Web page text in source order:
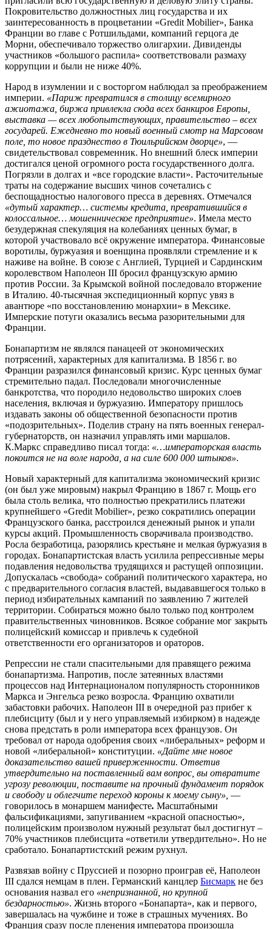
Покровительство должностных лиц государства и их
заинтересованность в процветании «Gredit Mobilier», Банка
Франции во главе с Ротшильдами, компаний герцога де
Морни, обеспечивало торжество олигархии. Дивиденды
участников «большого распила» соответствовали размаху
коррупции и были не ниже 40%.
Народ в изумлении и с восторгом наблюдал за преображением
империи. «Париж превратился в столицу всемирного
ажиотажа, биржа привлекла сюда всех банкиров Европы,
выставка — всех любопытствующих, правительство – всех
государей. Ежедневно то новый военный смотр на Марсовом
поле, то новое празднество в Тюильрийском дворце», —
свидетельствовал современник. Но внешний блеск империи
достигался ценой огромного роста государственного долга.
Погрязли в долгах и «все городские власти». Расточительные
траты на содержание высших чинов сочетались с
беспощадностью налогового пресса в деревнях. Отмечался
«дутый характер… системы кредита, превратившийся в
колоссальное… мошенническое предприятие». Имела место
безудержная спекуляция на колебаниях ценных бумаг, в
которой участвовало всё окружение императора. Финансовые
воротилы, буржуазия и военщина проявляли стремление и к
наживе на войне. В союзе с Англией, Турцией и Сардинским
королевством Наполеон III бросил французскую армию
против России. За Крымской войной последовало вторжение
в Италию. 40-тысячная экспедиционный корпус увяз в
авантюре «по восстановлению монархии» в Мексике.
Имперские потуги оказались весьма разорительными для
Франции.
Бонапартизм не являлся панацеей от экономических
потрясений, характерных для капитализма. В 1856 г. во
Франции разразился финансовый кризис. Курс ценных бумаг
стремительно падал. Последовали многочисленные
банкротства, что породило недовольство широких слоев
населения, включая и буржуазию. Императору пришлось
издавать законы об общественной безопасности против
«подозрительных». Поделив страну на пять военных генерал-
губернаторств, он назначил управлять ими маршалов.
К.Маркс справедливо писал тогда: «…императорская власть
покоится не на воле народа, а на силе 600 000 штыков».
Новый характерный для капитализма экономический кризис
(он был уже мировым) накрыл Францию в 1867 г. Мощь его
была столь велика, что полностью прекратились платежи
крупнейшего «Gredit Mobilier», резко сократились операции
Французского банка, расстроился денежный рынок и упали
курсы акций. Промышленность сворачивала производство.
Росла безработица, разорялись крестьяне и мелкая буржуазия в
городах. Бонапартистская власть усилила репрессивные меры
подавления недовольства трудящихся и растущей оппозиции.
Допускалась «свобода» собраний политического характера, но
с предварительного согласия властей, выдававшегося только в
период избирательных кампаний по заявлению 7 жителей
территории. Собираться можно было только под контролем
правительственных чиновников. Всякое собрание мог закрыть
полицейский комиссар и привлечь к судебной
ответственности его организаторов и ораторов.
Репрессии не стали спасительными для правящего режима
бонапартизма. Напротив, после затеянных властями
процессов над Интернационалом популярность сторонников
Маркса и Энгельса резко возросла. Францию охватили
забастовки рабочих. Наполеон III в очередной раз прибег к
плебисциту (был и у него управляемый избирком) в надежде
снова предстать в роли императора всех французов. Он
требовал от народа одобрения своих «либеральных» реформ и
новой «либеральной» конституции. «Дайте мне новое
доказательство вашей приверженности. Ответив
утвердительно на поставленный вам вопрос, вы отвратите
угрозу революции, поставите на прочный фундамент порядок
и свободу и облегчите переход короны к моему сыну», —
говорилось в монаршем манифесте. Масштабными
фальсификациями, запугиванием «красной опасностью»,
полицейским произволом нужный результат был достигнут –
70% участников плебисцита «ответили утвердительно». Но не
сработало. Бонапартистский режим рухнул.
Развязав войну с Пруссией и позорно проиграв её, Наполеон
III сдался немцам в плен. Германский канцлер Бисмарк не без
основания назвал его «непризнанной, но крупной
бездарностью». Жизнь второго «Бонапарта», как и первого,
завершалась на чужбине и тоже в страшных мучениях. Во
Франция сразу после пленения императора произошла